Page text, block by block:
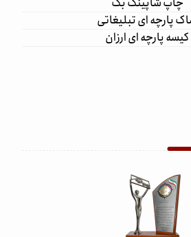
پارچه ای تبلیغاتی
کیسه پارچه ای ارزان